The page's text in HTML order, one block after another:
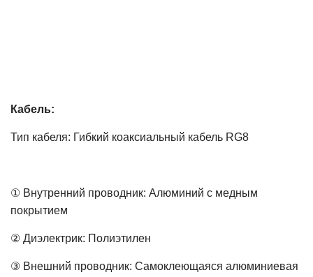
Кабель:
Тип кабеля: Гибкий коаксиальный кабель RG8
① Внутренний проводник: Алюминий с медным
покрытием
② Диэлектрик: Полиэтилен
③ Внешний проводник: Самоклеющаяся алюминиевая